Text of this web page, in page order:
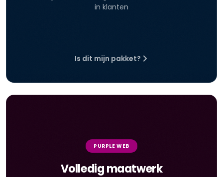
in klanten
Is dit mijn pakket?
PURPLE WEB
Volledig maatwerk